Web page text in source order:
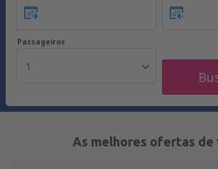
Passageiros
1
As melhores ofertas de